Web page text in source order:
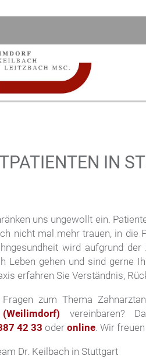
IN
uns ungewollt ein.
nicht mal mehr trauen, in die
wird aufgrund
Leben gehen und sind gerne
erfahren Sie Verständnis,
Fragen zum Thema
vereinbaren?
42 33 oder online. Wir
Dr. Keilbach in Stuttgart